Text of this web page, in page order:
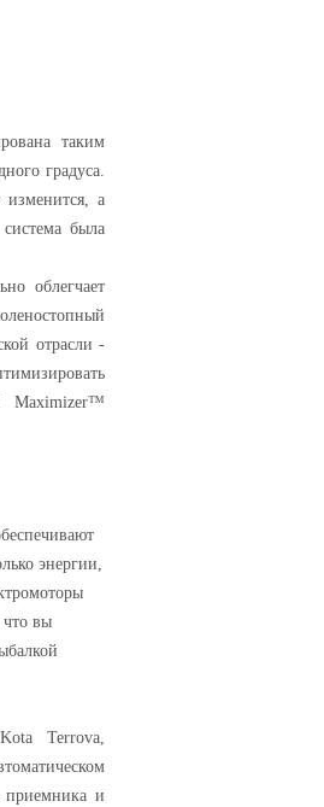
таким
градуса.
а
система была
облегчает
отрасли -
Maximizer™
энергии,
вы
Terrova,
и